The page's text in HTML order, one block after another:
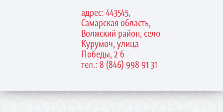
адрес: 443545,
Самарская область,
Волжский район, село
Курумоч, улица
Победы, 2 б
тел.: 8 (846) 998 91 31